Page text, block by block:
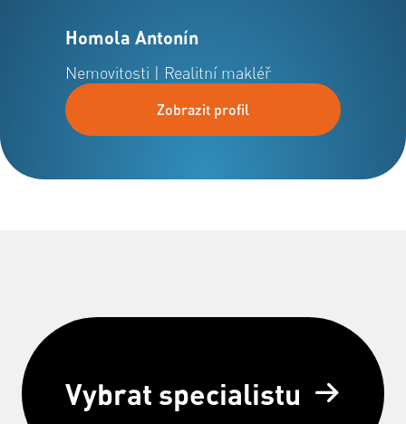
Homola Antonín
Nemovitosti | Realitní makléř
Zobrazit profil
Vybrat specialistu